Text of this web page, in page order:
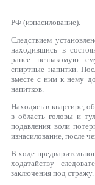
РФ (изнасилование).
Следствием
находившись в
ранее незнакомую
спиртные напитки.
вместе с ним к нему
напитков.
Находясь в квартире,
в область головы и
подавления воли
изнасилование, после
В ходе
ходатайству
заключения под стражу.